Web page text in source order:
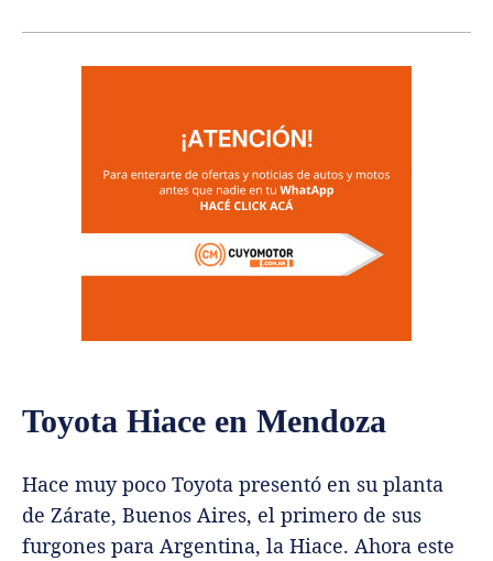
Toyota Hiace en Mendoza
Hace muy poco Toyota presentó en su planta
de Zárate, Buenos Aires, el primero de sus
furgones para Argentina, la Hiace. Ahora este